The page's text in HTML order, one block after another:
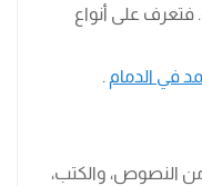
فتعرف على أنواع
في الدمام .
من النصوص، والكتب،